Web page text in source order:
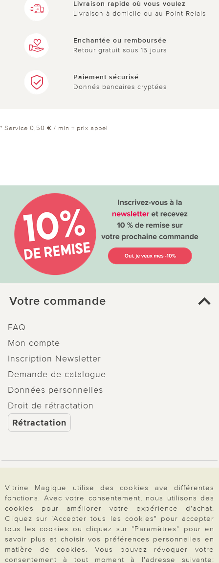
Livraison rapide où vous voulez
Livraison à domicile ou au Point Relais
Enchantée ou remboursée
Retour gratuit sous 15 jours
Paiement sécurisé
Donnés bancaires cryptées
* Service 0,50 € / min + prix appel
Votre commande
FAQ
Mon compte
Inscription Newsletter
Demande de catalogue
Données personnelles
Droit de rétractation
Rétractation
À propos de nous
Besoin d'aide?
Vitrine Magique utilise des cookies ave différentes
fonctions. Avec votre consentement, nous utilisons des
cookies pour améliorer votre expérience d'achat.
Cliquez sur "Accepter tous les cookies" pour accepter
tous les cookies ou cliquez sur "Paramètres" pour en
savoir plus et choisir vos préférences personnelles en
matière de cookies. Vous pouvez révoquer votre
consentement à tout moment à l'adresse suivante: